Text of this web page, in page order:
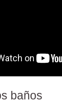
baños